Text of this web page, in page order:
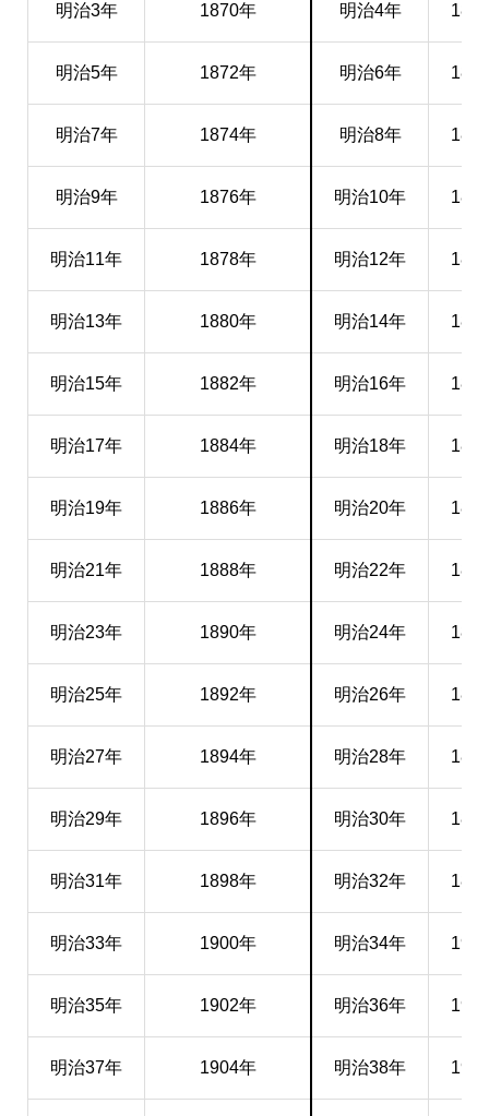
明治3年 1870年 明治4年
明治5年 1872年 明治6年
明治7年 1874年 明治8年
明治9年 1876年 明治10年
明治11年 1878年 明治12年
明治13年 1880年 明治14年
明治15年 1882年 明治16年
明治17年 1884年 明治18年
明治19年 1886年 明治20年
明治21年 1888年 明治22年
明治23年 1890年 明治24年
明治25年 1892年 明治26年
明治27年 1894年 明治28年
明治29年 1896年 明治30年
明治31年 1898年 明治32年
明治33年 1900年 明治34年
明治35年 1902年 明治36年
明治37年 1904年 明治38年